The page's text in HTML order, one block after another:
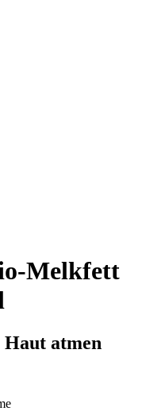
Melkfett
atmen